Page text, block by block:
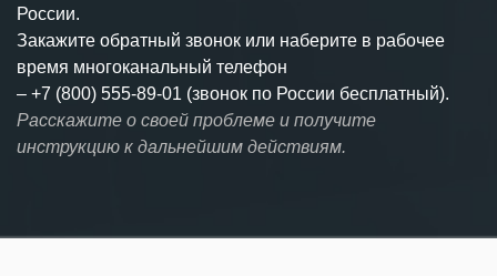
России.
Закажите обратный звонок или наберите в рабочее
время многоканальный телефон
– +7 (800) 555-89-01 (звонок по России бесплатный).
Расскажите о своей проблеме и получите
инструкцию к дальнейшим действиям.